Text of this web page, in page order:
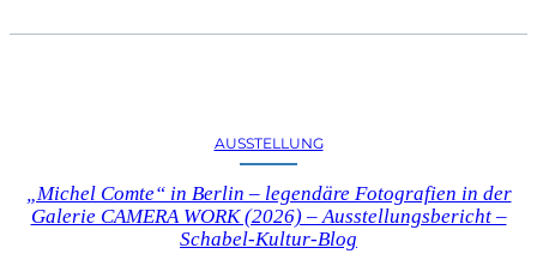
AUSSTELLUNG
„Michel Comte“ in Berlin – legendäre Fotografien in der
Galerie CAMERA WORK (2026) – Ausstellungsbericht –
Schabel-Kultur-Blog